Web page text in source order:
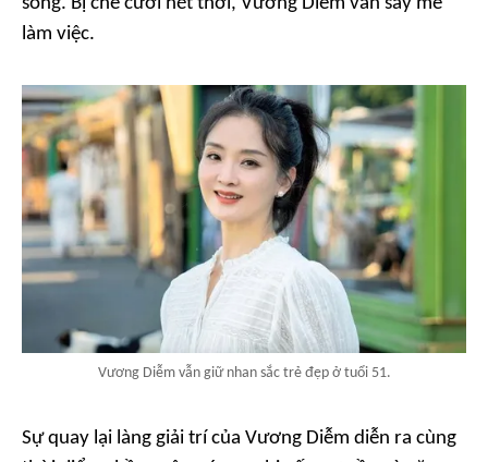
làm việc.
Vương Diễm vẫn giữ nhan sắc trẻ đẹp ở tuổi 51.
Sự quay lại làng giải trí của Vương Diễm diễn ra cùng